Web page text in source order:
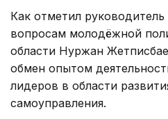
Как отметил руководитель
вопросам молодёжной
области Нуржан
обмен опытом
лидеров в области
самоуправления.